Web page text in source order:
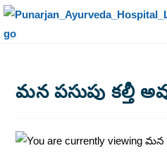
మన పసుపు కల్తీ